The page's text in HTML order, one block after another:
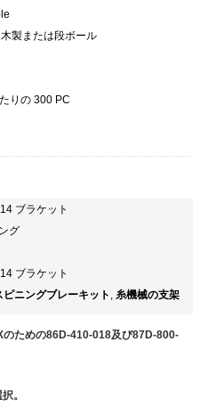
製または段ボール
りの 300 PC
ブラケット
グ
ブラケット
ピニングブレーキット , 糸機械の支架
ための86D-410-018及び87D-800-
。